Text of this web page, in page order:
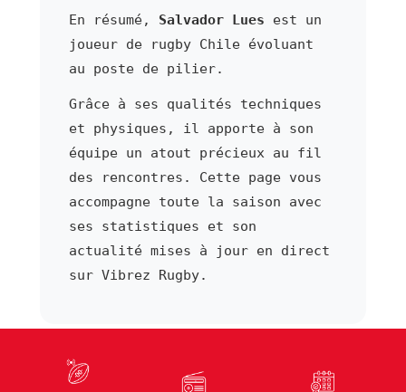
En résumé, Salvador Lues est un
joueur de rugby Chile évoluant
au poste de pilier.
Grâce à ses qualités techniques
et physiques, il apporte à son
équipe un atout précieux au fil
des rencontres. Cette page vous
accompagne toute la saison avec
ses statistiques et son
actualité mises à jour en direct
sur Vibrez Rugby.
⬅ Joueur précédent
Reinhardt Zaur Lutidze